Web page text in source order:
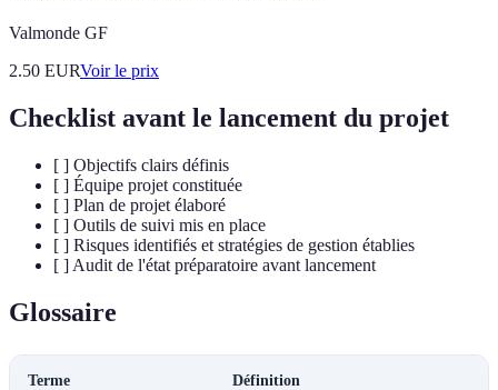
Valmonde GF
2.50 EURVoir le prix
Checklist avant le lancement du projet
[ ] Objectifs clairs définis
[ ] Équipe projet constituée
[ ] Plan de projet élaboré
[ ] Outils de suivi mis en place
[ ] Risques identifiés et stratégies de gestion établies
[ ] Audit de l'état préparatoire avant lancement
Glossaire
Terme Définition